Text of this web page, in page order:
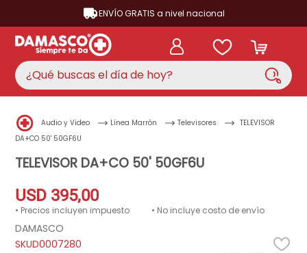
ENVÍO GRATIS a nivel nacional
¿Qué buscas el día de hoy?
Audio y Video Línea Marrón Televisores
TELEVISOR
DA+CO 50' 50GF6U
TELEVISOR DA+CO 50' 50GF6U
USD 395,00
• Precios incluyen impuesto • No incluye costo de envío
DAMASCO
D0007280
TÉRMINOS MÁS BUSCADOS
1. aire acondicionado
2 . nevera
4. lavadora
5. ventilador